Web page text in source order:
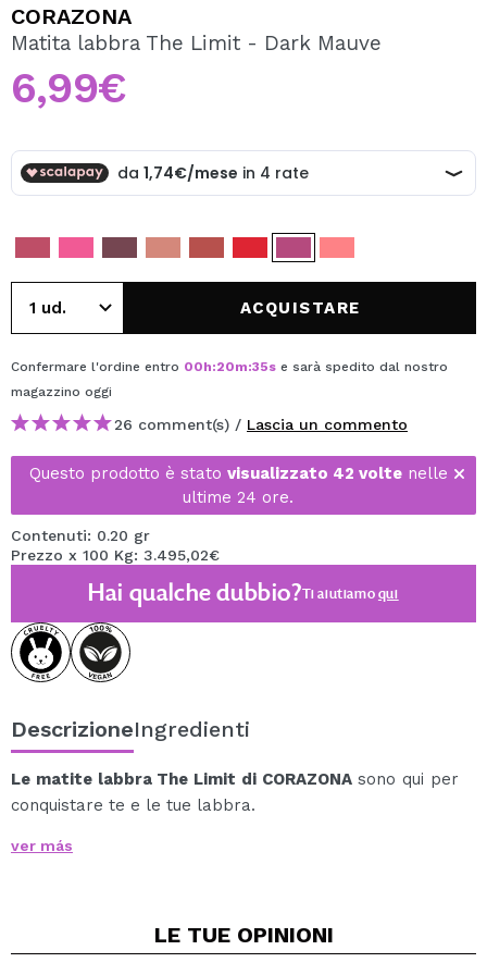
Creando un account su Maquibeauty.it potrai fare i tuoi
acquisti velocemente, controllare lo stato dei tuoi ordini e
consultare le tue operazioni precedenti.
CREARE UN ACCOUNT
CORAZONA
Matita labbra The Limit - Dark Mauve
6,99€
ACQUISTARE
Confermare l'ordine entro 00h:20m:35s e sarà spedito dal nostro
magazzino oggi
26 comment(s) / Lascia un commento
Questo prodotto è stato visualizzato 42 voltenelle
ultime 24 ore.
Contenuti: 0.20 gr
Prezzo x 100 Kg: 3.495,02€
Hai qualche dubbio?Ti aiutiamoqui
DescrizioneIngredienti
Le matite labbra The Limit di CORAZONAsono qui per
conquistare te e le tue labbra.
pigmentazione regalano alle labbra una finitura opaca
l'applicazione. La sua mina sottile consente di delineare
ver más
LE TUE OPINIONI